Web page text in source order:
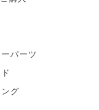
パーツ
グ